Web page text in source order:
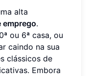
alta
emprego.
ou 6ª casa, ou
caindo na sua
clássicos de
Embora